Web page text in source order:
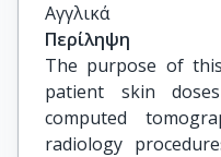
Αγγλικά
Περίληψη
The purpose of
patient skin
computed
radiology